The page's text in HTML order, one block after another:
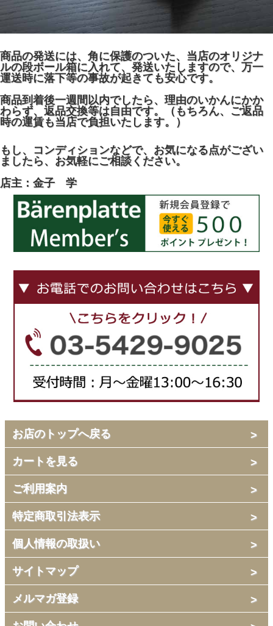
商品の発送には、角に保護のついた、当店のオリジナ
ルの段ボール箱に入れて、発送いたしますので、万一
運送時に落下等の事故が起きても安心です。
商品到着後一週間以内でしたら、理由のいかんにかか
わらず、返品交換等は自由です。（もちろん、ご返品
時の運賃も当店で負担いたします。）
もし、コンディションなどで、お気になる点がござい
ましたら、お気軽にご相談ください。
店主：金子 学
お店のトップへ戻る
カートを見る
ご利用案内
特定商取引法表示
個人情報の取扱い
サイトマップ
メルマガ登録